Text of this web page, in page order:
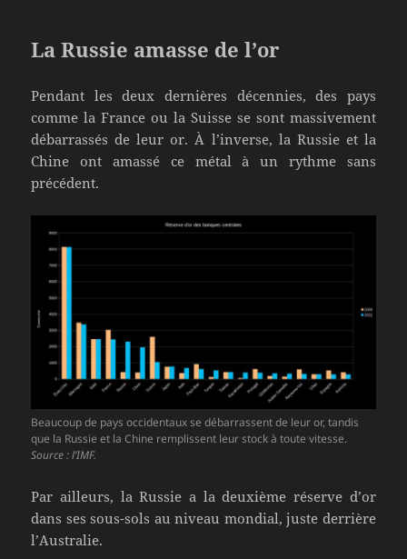
La Russie amasse de l’or
Pendant les deux dernières décennies, des pays
comme la France ou la Suisse se sont massivement
débarrassés de leur or. À l’inverse, la Russie et la
Chine ont amassé ce métal à un rythme sans
précédent.
Beaucoup de pays occidentaux se débarrassent de leur or, tandis
que la Russie et la Chine remplissent leur stock à toute vitesse.
Source : l’IMF.
Par ailleurs, la Russie a la deuxième réserve d’or
dans ses sous-sols au niveau mondial, juste derrière
l’Australie.